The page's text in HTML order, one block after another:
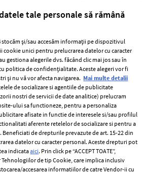
Termeni si conditii
Politica de
confidențialitate
Politica de cookies
Publicitate
tale personale să rămână
stocăm și/sau accesăm informații pe dispozitivul
unici pentru prelucrarea datelor cu caracter
gestiona alegerile dvs. făcând clic mai jos sau în
politica de confidențialitate. Aceste alegeri vor fi
și nu vă vor afecta navigarea. Mai multe detalii
de socializare si agentiile de publicitate
nostri de servicii de date analitice) prelucram
ului sa functioneze, pentru a personaliza
afisate in functie de interesele si/sau profilul
aferente retelelor de socializare si pentru a
de drepturile prevazute de art. 15-22 din
datelor cu caracter personal. Aceste drepturi pot
indicataaici. Prin click pe “ACCEPT TOATE”,
de tip Cookie, care implica inclusiv
accesarea informatiilor de catre Vendor-ii cu